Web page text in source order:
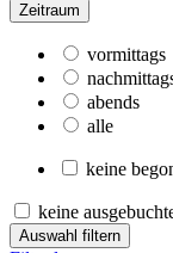
Zeitraum
vormittags
abends
alle
keine
keine
Auswahl filtern